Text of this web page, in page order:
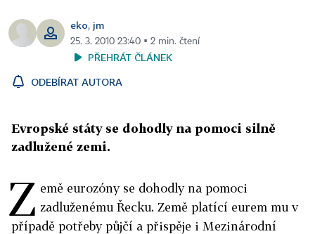
eko, jm
25. 3. 2010 23:40 ▪ 2 min. čtení
PŘEHRÁT ČLÁNEK
ODEBÍRAT AUTORA
Evropské státy se dohodly na pomoci silně
zadlužené zemi.
Z emě eurozóny se dohodly na pomoci
zadluženému Řecku. Země platící eurem mu v
případě potřeby půjčí a přispěje i Mezinárodní